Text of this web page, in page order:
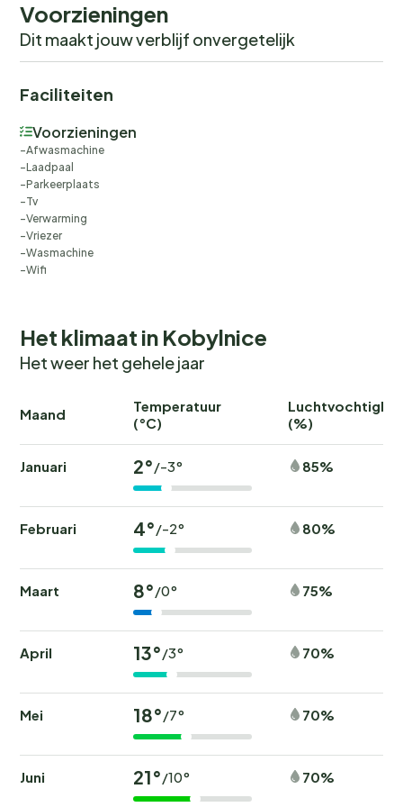
methalfpipe, 50 km langlaufpiste).
Voorzieningen
Dit maakt jouw verblijf onvergetelijk
Faciliteiten
Voorzieningen
Afwasmachine
Laadpaal
Parkeerplaats
Tv
Verwarming
Vriezer
Wasmachine
Wifi
Het klimaat in Kobylnice
Het weer het gehele jaar
Maand
Temperatuur
(°C)
(%)
Januari 2°/-3° 85%
Februari 4°/-2° 80%
Maart 8°/0° 75%
April 13°/3° 70%
Mei 18°/7° 70%
Juni 21°/10° 70%